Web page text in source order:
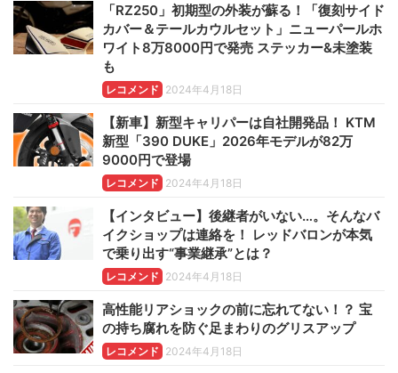
「RZ250」初期型の外装が蘇る！「復刻サイド
カバー＆テールカウルセット」ニューパールホ
ワイト8万8000円で発売 ステッカー&未塗装
も
レコメンド 2024年4月18日
【新車】新型キャリパーは自社開発品！ KTM
新型「390 DUKE」2026年モデルが82万
9000円で登場
レコメンド 2024年4月18日
【インタビュー】後継者がいない…。そんなバ
イクショップは連絡を！ レッドバロンが本気
で乗り出す“事業継承”とは？
レコメンド 2024年4月18日
高性能リアショックの前に忘れてない！？ 宝
の持ち腐れを防ぐ足まわりのグリスアップ
レコメンド 2024年4月18日